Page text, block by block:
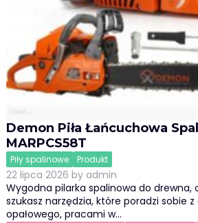
Demon Piła Łańcuchowa
MARPCS58T
Piły spalinowe Produkt
22 lipca 2026 by admin
Wygodna pilarka spalinowa do drewna,
szukasz narzędzia, które poradzi sobie
opałowego, pracami w…